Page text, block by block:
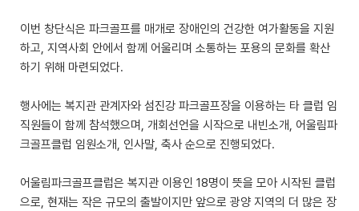
이번 창단식은 파크골프를 매개로 장애인의 건강한 여가활동을 지원
하고, 지역사회 안에서 함께 어울리며 소통하는 포용의 문화를 확산
하기 위해 마련되었다.
행사에는 복지관 관계자와 섬진강 파크골프장을 이용하는 타 클럽 임
직원들이 함께 참석했으며, 개회선언을 시작으로 내빈소개, 어울림파
크골프클럽 임원소개, 인사말, 축사 순으로 진행되었다.
어울림파크골프클럽은 복지관 이용인 18명이 뜻을 모아 시작된 클럽
으로, 현재는 작은 규모의 출발이지만 앞으로 광양 지역의 더 많은 장